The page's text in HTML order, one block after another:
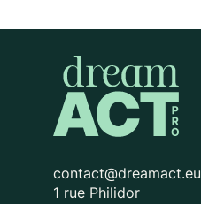
contact@dreamact.eu
1 rue Philidor